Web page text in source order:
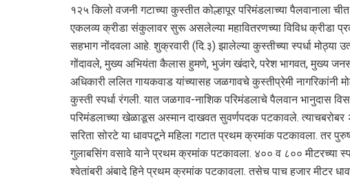
१२५ किलो वजनी गटाच्या कुस्तीत कोल्हापूर परिमंडलाच्या पैलवानाला
एकलव्य क्रीडा संकुलावर सुरू असलेल्या महावितरणच्या विविध क्रीडा
सहभाग नोंदवला आहे. शुक्रवारी (दि.३) झालेल्या कुस्तीच्या स्पर्धा
गोंदावले, मुख्य अभियंता कैलास हुमणे, भुजंग खंदारे, परेश भागवत, मुख्य
अधिकारी ललित गायकवाड यांच्यासह जळगावचे कुस्तीप्रेमी नागरिकांनी
कुस्ती स्पर्धा रंगली. यात जळगाव-नाशिक परिमंडलाचे पैलवान भानुदास
परिमंडलाच्या खेळाडूस अस्मान दाखवत सुवर्णपदक पटकावले. त्याचबरोबर
सरिता सोरटे या धावपटूने महिला गटात प्रथम क्रमांक पटकावला. तर
गुलाबसिंग वसावे याने प्रथम क्रमांक पटकावला. ४०० व ८०० मीटरच्या
श्वेतांबरी अंबादे हिने प्रथम क्रमांक पटकावला. तसेच पाच हजार मीटर